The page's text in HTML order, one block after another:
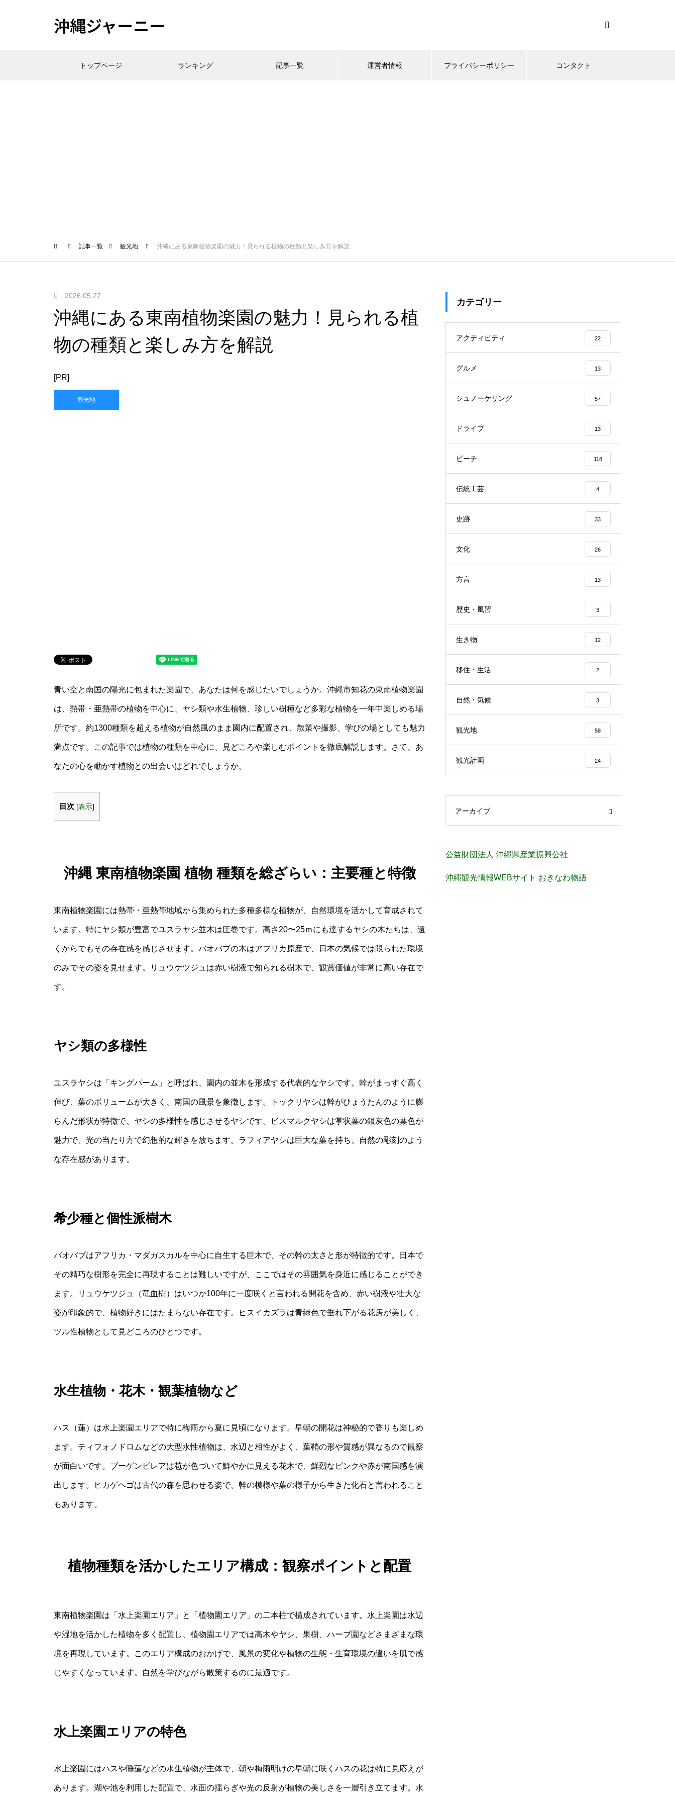
沖縄ジャーニー
トップページ ランキング 記事一覧 運営者情報 プライバシーポリシー コンタクト
記事一覧 観光地 沖縄にある東南植物楽園の魅力！見られる植物の種類と楽しみ方を解説
2026.05.27
沖縄にある東南植物楽園の魅力！見られる植
物の種類と楽しみ方を解説
[PR]
観光地
青い空と南国の陽光に包まれた楽園で、あなたは何を感じたいでしょうか。沖縄市知花の東南植物楽園
は、熱帯・亜熱帯の植物を中心に、ヤシ類や水生植物、珍しい樹種など多彩な植物を一年中楽しめる場
所です。約1300種類を超える植物が自然風のまま園内に配置され、散策や撮影、学びの場としても魅力
満点です。この記事では植物の種類を中心に、見どころや楽しむポイントを徹底解説します。さて、あ
なたの心を動かす植物との出会いはどれでしょうか。
目次 [表示]
沖縄 東南植物楽園 植物 種類を総ざらい：主要種と特徴
東南植物楽園には熱帯・亜熱帯地域から集められた多種多様な植物が、自然環境を活かして育成されて
います。特にヤシ類が豊富でユスラヤシ並木は圧巻です。高さ20〜25ｍにも達するヤシの木たちは、遠
くからでもその存在感を感じさせます。バオバブの木はアフリカ原産で、日本の気候では限られた環境
のみでその姿を見せます。リュウケツジュは赤い樹液で知られる樹木で、観賞価値が非常に高い存在で
す。
ヤシ類の多様性
ユスラヤシは「キングパーム」と呼ばれ、園内の並木を形成する代表的なヤシです。幹がまっすぐ高く
伸び、葉のボリュームが大きく、南国の風景を象徴します。トックリヤシは幹がひょうたんのように膨
らんだ形状が特徴で、ヤシの多様性を感じさせるヤシです。ビスマルクヤシは掌状葉の銀灰色の葉色が
魅力で、光の当たり方で幻想的な輝きを放ちます。ラフィアヤシは巨大な葉を持ち、自然の彫刻のよう
な存在感があります。
希少種と個性派樹木
バオバブはアフリカ・マダガスカルを中心に自生する巨木で、その幹の太さと形が特徴的です。日本で
その精巧な樹形を完全に再現することは難しいですが、ここではその雰囲気を身近に感じることができ
ます。リュウケツジュ（竜血樹）はいつか100年に一度咲くと言われる開花を含め、赤い樹液や壮大な
姿が印象的で、植物好きにはたまらない存在です。ヒスイカズラは青緑色で垂れ下がる花房が美しく、
ツル性植物として見どころのひとつです。
水生植物・花木・観葉植物など
ハス（蓮）は水上楽園エリアで特に梅雨から夏に見頃になります。早朝の開花は神秘的で香りも楽しめ
ます。ティフォノドロムなどの大型水性植物は、水辺と相性がよく、葉鞘の形や質感が異なるので観察
が面白いです。ブーゲンビレアは苞が色づいて鮮やかに見える花木で、鮮烈なピンクや赤が南国感を演
出します。ヒカゲヘゴは古代の森を思わせる姿で、幹の模様や葉の様子から生きた化石と言われること
もあります。
植物種類を活かしたエリア構成：観察ポイントと配置
東南植物楽園は「水上楽園エリア」と「植物園エリア」の二本柱で構成されています。水上楽園は水辺
や湿地を活かした植物を多く配置し、植物園エリアでは高木やヤシ、果樹、ハーブ園などさまざまな環
境を再現しています。このエリア構成のおかげで、風景の変化や植物の生態・生育環境の違いを肌で感
じやすくなっています。自然を学びながら散策するのに最適です。
水上楽園エリアの特色
水上楽園にはハスや睡蓮などの水生植物が主体で、朝や梅雨明けの早朝に咲くハスの花は特に見応えが
あります。湖や池を利用した配置で、水面の揺らぎや光の反射が植物の美しさを一層引き立てます。水
カテゴリー
アクティビティ 22
グルメ 13
シュノーケリング 57
ドライブ 13
ビーチ 118
伝統工芸 4
史跡 33
文化 26
方言 13
歴史・風習 3
生き物 12
移住・生活 2
自然・気候 3
観光地 58
観光計画 24
アーカイブ
公益財団法人 沖縄県産業振興公社
沖縄観光情報WEBサイト おきなわ物語